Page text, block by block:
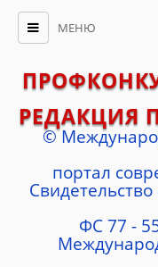
МЕНЮ
РЕДАКЦИЯ
©
портал
ФС 77 -